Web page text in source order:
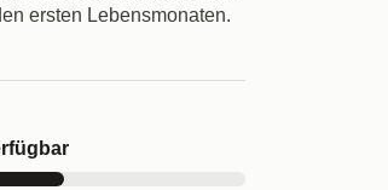
ersten Lebensmonaten.